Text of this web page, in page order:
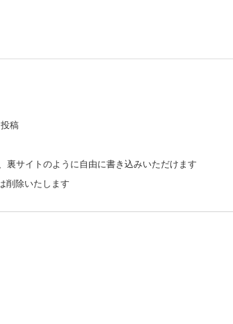
稿
サイトのように自由に書き込みいただけます
削除いたします